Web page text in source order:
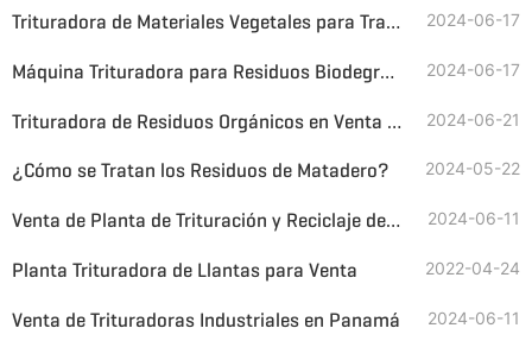
Trituradora de Materiales Vegetales para Trabajos Pesados 2024-06-17
Máquina Trituradora para Residuos Biodegradables 2024-06-17
Trituradora de Residuos Orgánicos en Venta en Chile 2024-06-21
¿Cómo se Tratan los Residuos de Matadero? 2024-05-22
Venta de Planta de Trituración y Reciclaje de Residuos en Argentina 2024-06-11
Planta Trituradora de Llantas para Venta 2022-04-24
Venta de Trituradoras Industriales en Panamá 2024-06-11